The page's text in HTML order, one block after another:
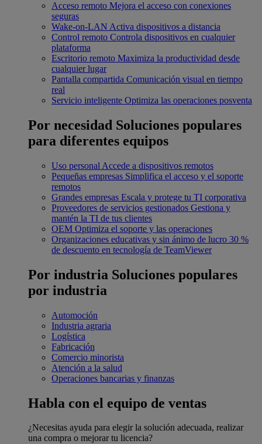
Acceso remoto Mejora el acceso con conexiones
seguras
Wake-on-LAN Activa dispositivos a distancia
Control remoto Controla dispositivos en cualquier
plataforma
Escritorio remoto Maximiza la productividad desde
cualquier lugar
Pantalla compartida Comunicación visual en tiempo
real
Servicio inteligente Optimiza las operaciones posventa
Por necesidad Soluciones populares
para diferentes equipos
Uso personal Accede a dispositivos remotos
Pequeñas empresas Simplifica el acceso y el soporte
remotos
Grandes empresas Escala y protege tu TI corporativa
Proveedores de servicios gestionados Gestiona y
mantén la TI de tus clientes
OEM Optimiza el soporte y las operaciones
Organizaciones educativas y sin ánimo de lucro 30 %
de descuento en tecnología de TeamViewer
Por industria Soluciones populares
por industria
Automoción
Industria agraria
Logística
Fabricación
Comercio minorista
Atención a la salud
Operaciones bancarias y finanzas
Habla con el equipo de ventas
¿Necesitas ayuda para elegir la solución adecuada, realizar
una compra o mejorar tu licencia?